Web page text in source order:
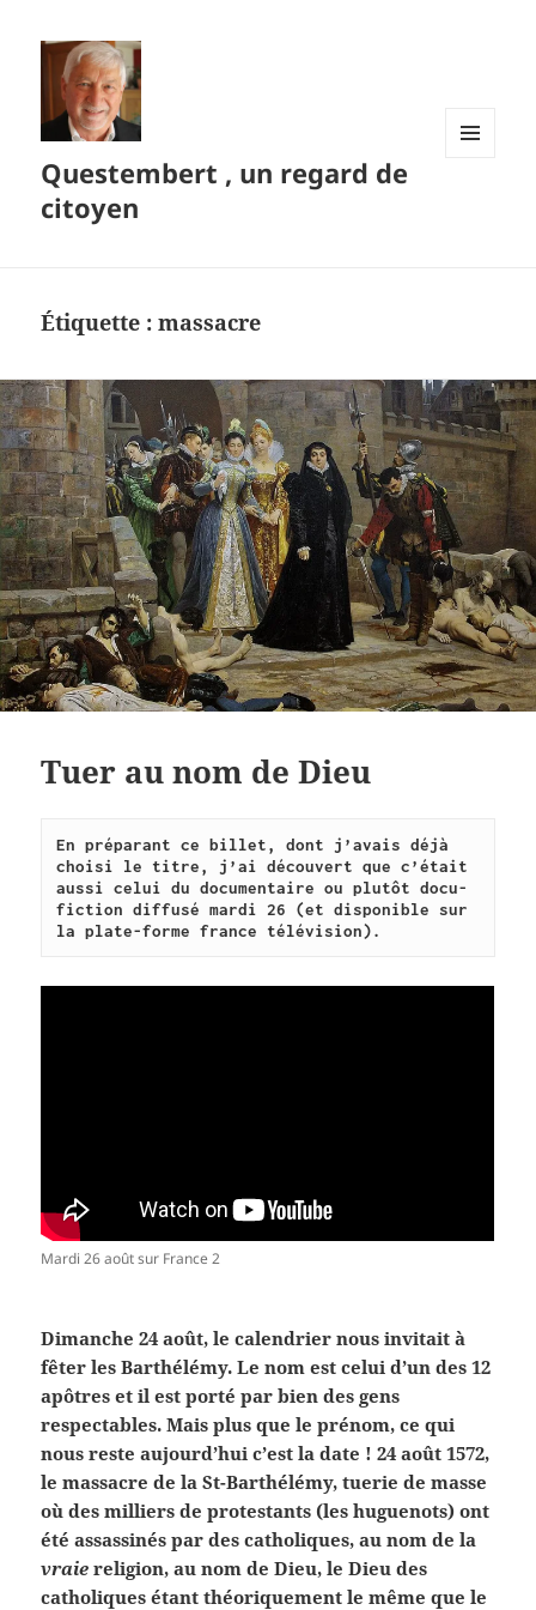
Questembert , un regard de
citoyen
Étiquette :massacre
Tuer au nom de Dieu
En préparant ce billet, dont j’avais déjà
choisi le titre, j’ai découvert que c’était
aussi celui du documentaire ou plutôt docu-
fiction diffusé mardi 26 (et disponible sur
la plate-forme france télévision).
Mardi 26 août sur France 2
Dimanche 24 août, le calendrier nous invitait à
fêter les Barthélémy. Le nom est celui d’un des 12
apôtres et il est porté par bien des gens
respectables. Mais plus que le prénom, ce qui
nous reste aujourd’hui c’est la date ! 24 août 1572,
le massacre de la St-Barthélémy, tuerie de masse
où des milliers de protestants (les huguenots) ont
été assassinés par des catholiques, au nom de la
vraie religion, au nom de Dieu, le Dieu des
catholiques étant théoriquement le même que le